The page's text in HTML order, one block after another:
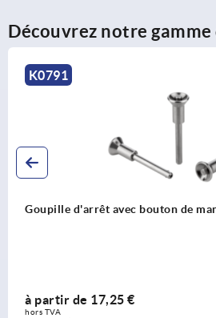
Découvrez notre
NOUVEAU
en inox
DÉTAILS
Goupille